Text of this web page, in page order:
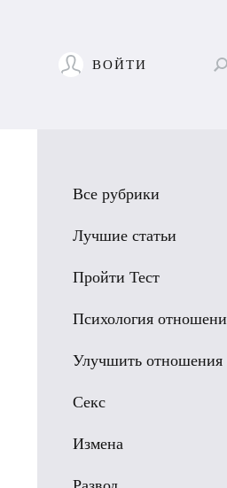
ВОЙТИ
Все рубрики
Лучшие статьи
Пройти Тест
Психология
Улучшить
Секс
Измена